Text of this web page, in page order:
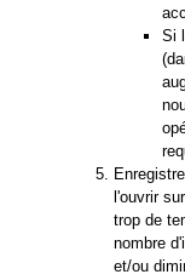
Si
l'ouvrir
trop de
nombre
et/ou